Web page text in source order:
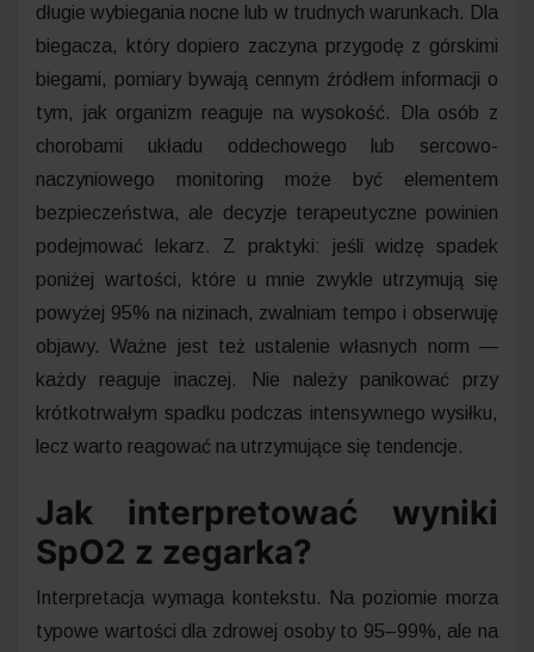
długie wybiegania nocne lub w trudnych warunkach. Dla
biegacza, który dopiero zaczyna przygodę z górskimi
biegami, pomiary bywają cennym źródłem informacji o
tym, jak organizm reaguje na wysokość. Dla osób z
chorobami układu oddechowego lub sercowo-
naczyniowego monitoring może być elementem
bezpieczeństwa, ale decyzje terapeutyczne powinien
podejmować lekarz. Z praktyki: jeśli widzę spadek
poniżej wartości, które u mnie zwykle utrzymują się
powyżej 95% na nizinach, zwalniam tempo i obserwuję
objawy. Ważne jest też ustalenie własnych norm —
każdy reaguje inaczej. Nie należy panikować przy
krótkotrwałym spadku podczas intensywnego wysiłku,
lecz warto reagować na utrzymujące się tendencje.
Jak interpretować wyniki
SpO2 z zegarka?
Interpretacja wymaga kontekstu. Na poziomie morza
typowe wartości dla zdrowej osoby to 95–99%, ale na